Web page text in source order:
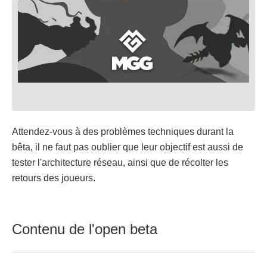
Attendez-vous à des problèmes techniques durant la
bêta, il ne faut pas oublier que leur objectif est aussi de
tester l'architecture réseau, ainsi que de récolter les
retours des joueurs.
Contenu de l'open beta